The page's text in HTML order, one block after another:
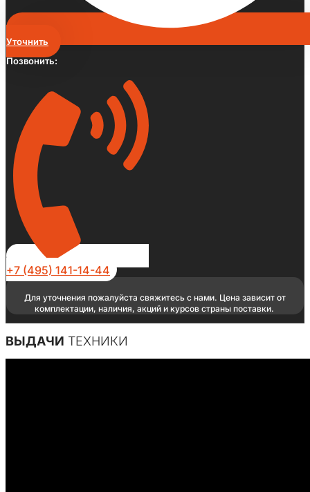
Уточнить
Позвонить:
+7 (495) 141-14-44
Для уточнения пожалуйста свяжитесь с нами. Цена зависит от
комплектации, наличия, акций и курсов страны поставки.
ВЫДАЧИ ТЕХНИКИ